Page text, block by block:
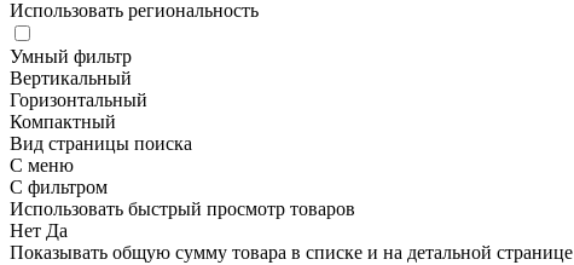
Использовать региональность
Умный фильтр
Вертикальный
Горизонтальный
Компактный
Вид страницы поиска
С меню
С фильтром
Использовать быстрый просмотр товаров
Нет Да
Показывать общую сумму товара в списке и на детальной странице